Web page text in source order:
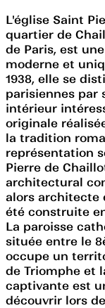
L'église Saint
quartier de
de Paris, est
moderne et
1938, elle se
parisiennes par
intérieur
originale
la tradition
représentation
Pierre de
architectural
alors architecte
été construite
La paroisse
située entre le
occupe un
de Triomphe et
captivante est
découvrir lors